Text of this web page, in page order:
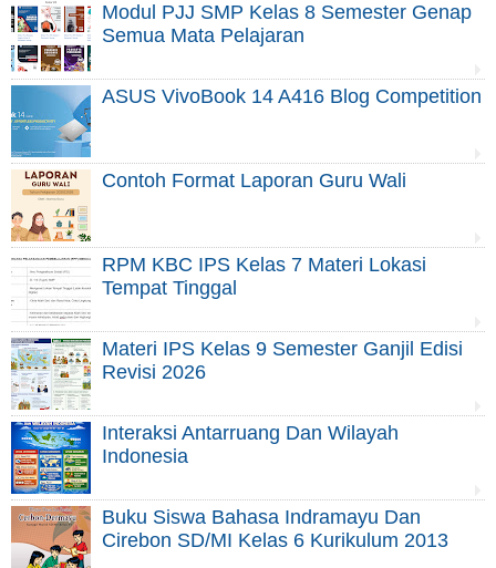
Modul PJJ SMP Kelas 8 Semester Genap
Semua Mata Pelajaran
ASUS VivoBook 14 A416 Blog Competition
Contoh Format Laporan Guru Wali
RPM KBC IPS Kelas 7 Materi Lokasi
Tempat Tinggal
Materi IPS Kelas 9 Semester Ganjil Edisi
Revisi 2026
Interaksi Antarruang Dan Wilayah
Indonesia
Buku Siswa Bahasa Indramayu Dan
Cirebon SD/MI Kelas 6 Kurikulum 2013